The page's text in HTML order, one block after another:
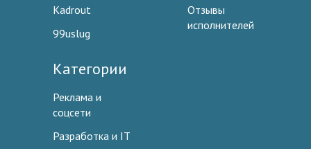
Kadrout
99uslug
Отзывы
исполнителей
Категории
Реклама и
соцсети
Разработка и IT